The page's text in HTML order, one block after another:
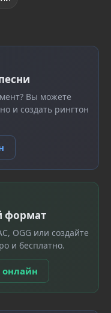
Вы можете
и создать рингтон
формат
OGG или создайте
и бесплатно.
онлайн